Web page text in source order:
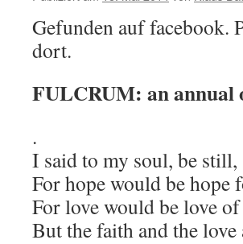
Gefunden auf facebook.
dort.
FULCRUM: an annual
.
I said to my soul, be
For hope would be
For love would be love
But the faith and the